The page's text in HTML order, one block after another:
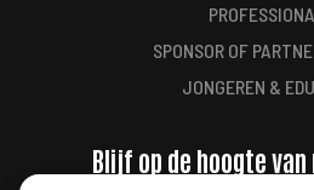
SPONSOR OF
JONGEREN &
Blijf op de hoogte